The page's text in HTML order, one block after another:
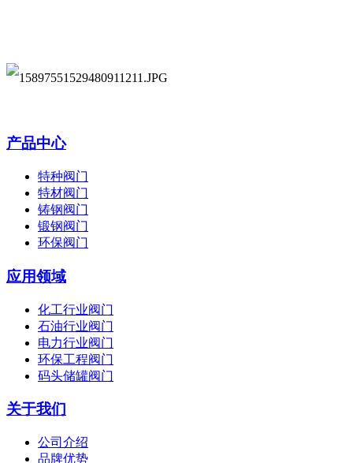
产品中心
特种阀门
特材阀门
铸钢阀门
锻钢阀门
环保阀门
应用领域
化工行业阀门
石油行业阀门
电力行业阀门
环保工程阀门
码头储罐阀门
关于我们
公司介绍
品牌优势